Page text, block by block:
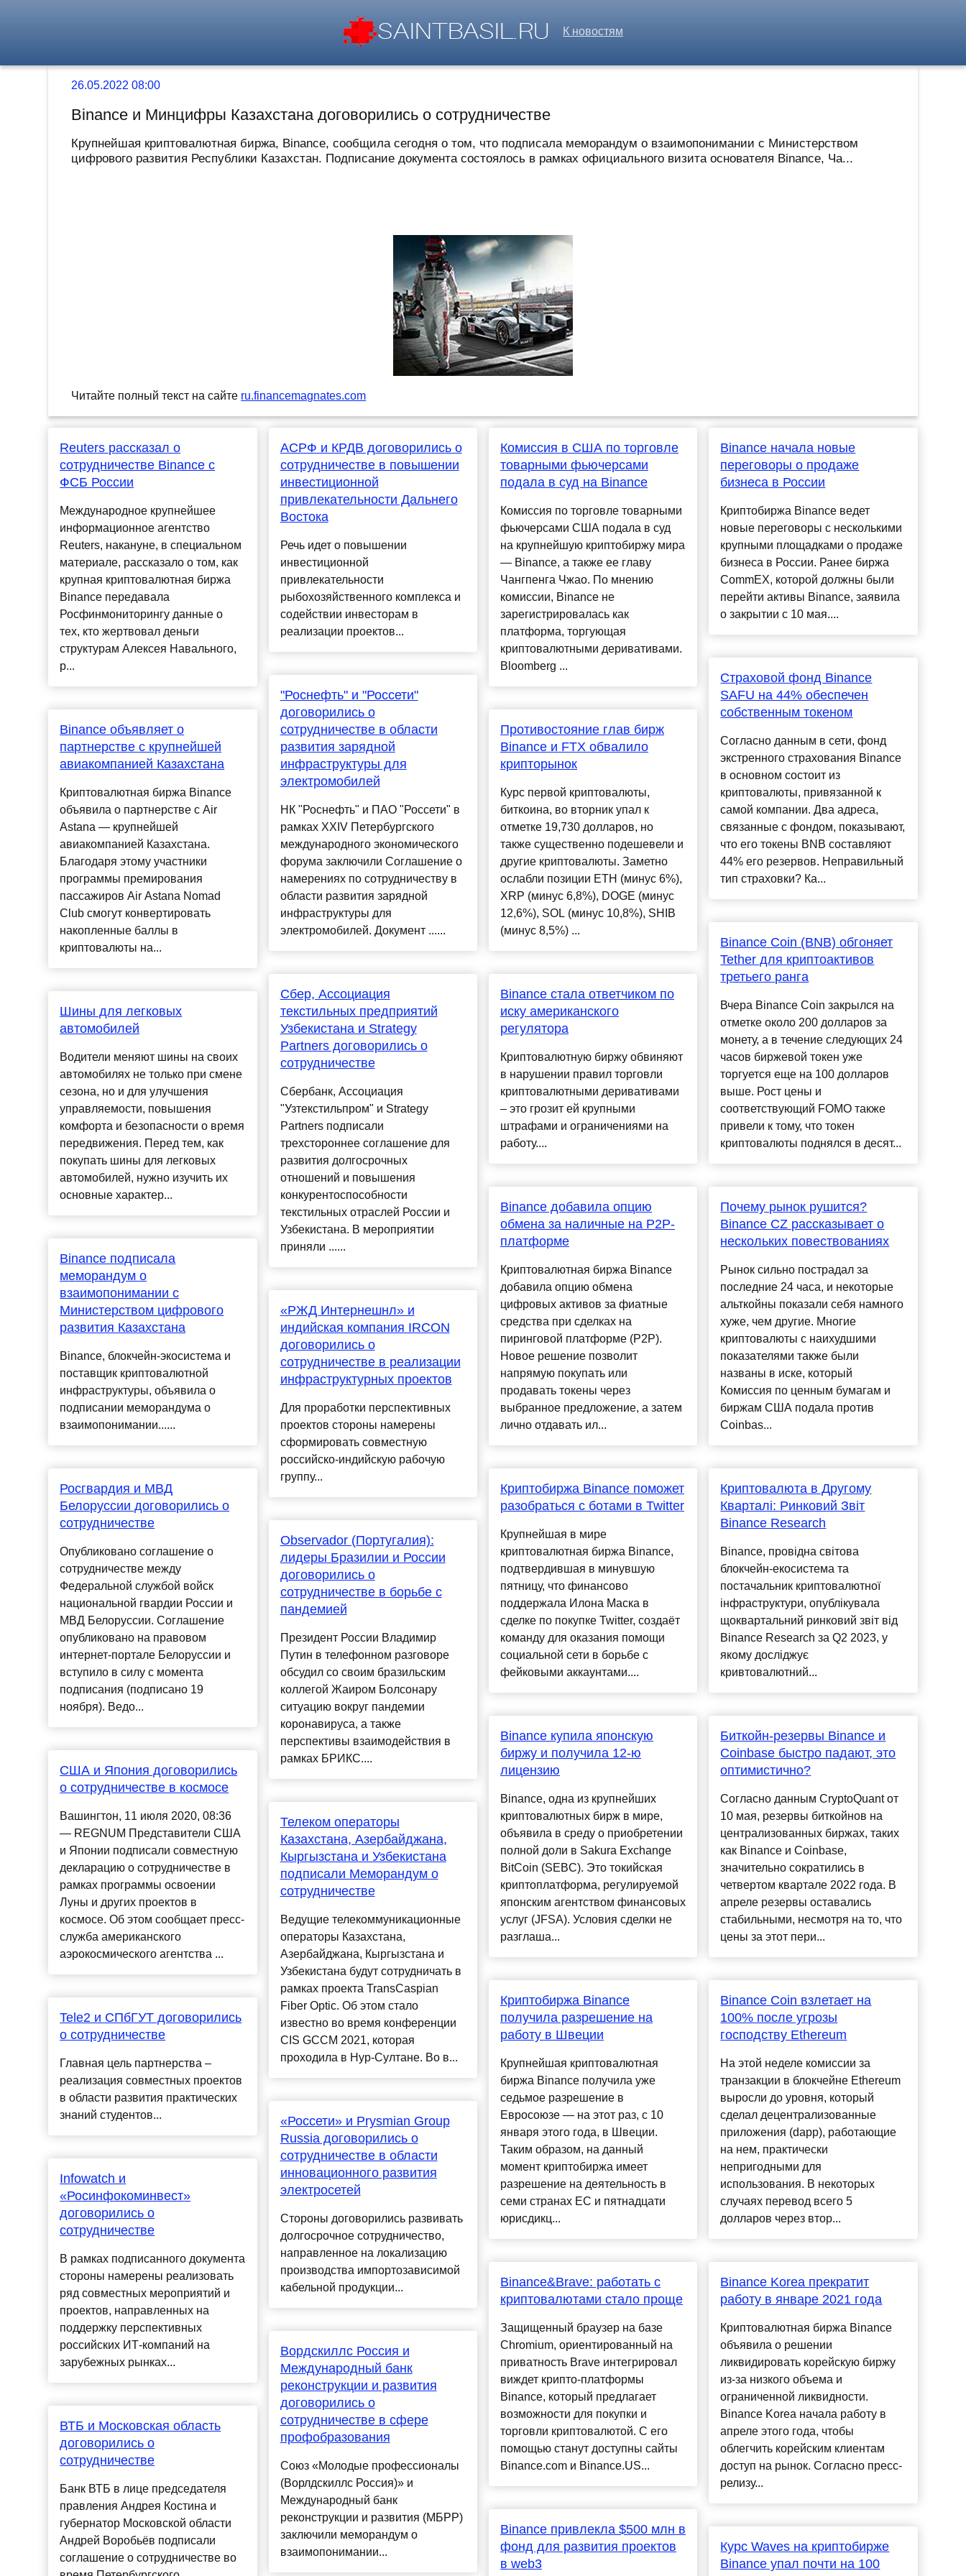
К новостям
26.05.2022 08:00
Binance и Минцифры Казахстана договорились о сотрудничестве
Крупнейшая криптовалютная биржа, Binance, сообщила сегодня о том, что подписала меморандум о взаимопонимании с Министерством
цифрового развития Республики Казахстан. Подписание документа состоялось в рамках официального визита основателя Binance, Ча...
Читайте полный текст на сайте ru.financemagnates.com
Reuters рассказал о
сотрудничестве Binance с
ФСБ России
Международное крупнейшее
информационное агентство
Reuters, накануне, в специальном
материале, рассказало о том, как
крупная криптовалютная биржа
Binance передавала
Росфинмониторингу данные о
тех, кто жертвовал деньги
структурам Алексея Навального,
р...
Binance объявляет о
партнерстве с крупнейшей
авиакомпанией Казахстана
Криптовалютная биржа Binance
объявила о партнерстве с Air
Astana — крупнейшей
авиакомпанией Казахстана.
Благодаря этому участники
программы премирования
пассажиров Air Astana Nomad
Club смогут конвертировать
накопленные баллы в
криптовалюты на...
Шины для легковых
автомобилей
Водители меняют шины на своих
автомобилях не только при смене
сезона, но и для улучшения
управляемости, повышения
комфорта и безопасности о время
передвижения. Перед тем, как
покупать шины для легковых
автомобилей, нужно изучить их
основные характер...
Binance подписала
меморандум о
взаимопонимании с
Министерством цифрового
развития Казахстана
Binance, блокчейн-экосистема и
поставщик криптовалютной
инфраструктуры, объявила о
подписании меморандума о
взаимопонимании......
Росгвардия и МВД
Белоруссии договорились о
сотрудничестве
Опубликовано соглашение о
сотрудничестве между
Федеральной службой войск
национальной гвардии России и
МВД Белоруссии. Соглашение
опубликовано на правовом
интернет-портале Белоруссии и
вступило в силу с момента
подписания (подписано 19
ноября). Ведо...
США и Япония договорились
о сотрудничестве в космосе
Вашингтон, 11 июля 2020, 08:36
— REGNUM Представители США
и Японии подписали совместную
декларацию о сотрудничестве в
рамках программы освоении
Луны и других проектов в
космосе. Об этом сообщает пресс-
служба американского
аэрокосмического агентства ...
Tele2 и СПбГУТ договорились
о сотрудничестве
Главная цель партнерства –
реализация совместных проектов
в области развития практических
знаний студентов...
Infowatch и
«Росинфокоминвест»
договорились о
сотрудничестве
В рамках подписанного документа
стороны намерены реализовать
ряд совместных мероприятий и
проектов, направленных на
поддержку перспективных
российских ИТ-компаний на
зарубежных рынках...
ВТБ и Московская область
договорились о
сотрудничестве
Банк ВТБ в лице председателя
правления Андрея Костина и
губернатор Московской области
Андрей Воробьёв подписали
соглашение о сотрудничестве во
АСРФ и КРДВ договорились о
сотрудничестве в повышении
инвестиционной
привлекательности Дальнего
Востока
Речь идет о повышении
инвестиционной
привлекательности
рыбохозяйственного комплекса и
содействии инвесторам в
реализации проектов...
"Роснефть" и "Россети"
договорились о
сотрудничестве в области
развития зарядной
инфраструктуры для
электромобилей
НК "Роснефть" и ПАО "Россети" в
рамках XXIV Петербургского
международного экономического
форума заключили Соглашение о
намерениях по сотрудничеству в
области развития зарядной
инфраструктуры для
электромобилей. Документ ......
Сбер, Ассоциация
текстильных предприятий
Узбекистана и Strategy
Partners договорились о
сотрудничестве
Сбербанк, Ассоциация
"Узтекстильпром" и Strategy
Partners подписали
трехстороннее соглашение для
развития долгосрочных
отношений и повышения
конкурентоспособности
текстильных отраслей России и
Узбекистана. В мероприятии
приняли ......
«РЖД Интернешнл» и
индийская компания IRCON
договорились о
сотрудничестве в реализации
инфраструктурных проектов
Для проработки перспективных
проектов стороны намерены
сформировать совместную
российско-индийскую рабочую
группу...
Observador (Португалия):
лидеры Бразилии и России
договорились о
сотрудничестве в борьбе с
пандемией
Президент России Владимир
Путин в телефонном разговоре
обсудил со своим бразильским
коллегой Жаиром Болсонару
ситуацию вокруг пандемии
коронавируса, а также
перспективы взаимодействия в
рамках БРИКС....
Телеком операторы
Казахстана, Азербайджана,
Кыргызстана и Узбекистана
подписали Меморандум о
сотрудничестве
Ведущие телекоммуникационные
операторы Казахстана,
Азербайджана, Кыргызстана и
Узбекистана будут сотрудничать в
рамках проекта TransCaspian
Fiber Optic. Об этом стало
известно во время конференции
CIS GCCM 2021, которая
проходила в Нур-Султане. Во в...
«Россети» и Prysmian Group
Russia договорились о
сотрудничестве в области
инновационного развития
электросетей
Стороны договорились развивать
долгосрочное сотрудничество,
направленное на локализацию
производства импортозависимой
кабельной продукции...
Вордскиллс Россия и
Международный банк
реконструкции и развития
договорились о
сотрудничестве в сфере
профобразования
Союз «Молодые профессионалы
(Ворлдскиллс Россия)» и
Международный банк
реконструкции и развития (МБРР)
заключили меморандум о
взаимопонимании...
Комиссия в США по торговле
товарными фьючерсами
подала в суд на Binance
Комиссия по торговле товарными
фьючерсами США подала в суд
на крупнейшую криптобиржу мира
— Binance, а также ее главу
Чангпенга Чжао. По мнению
комиссии, Binance не
зарегистрировалась как
платформа, торгующая
криптовалютными деривативами.
Bloomberg ...
Противостояние глав бирж
Binance и FTX обвалило
крипторынок
Курс первой криптовалюты,
биткоина, во вторник упал к
отметке 19,730 долларов, но
также существенно подешевели и
другие криптовалюты. Заметно
ослабли позиции ETH (минус 6%),
XRP (минус 6,8%), DOGE (минус
12,6%), SOL (минус 10,8%), SHIB
(минус 8,5%) ...
Binance стала ответчиком по
иску американского
регулятора
Криптовалютную биржу обвиняют
в нарушении правил торговли
криптовалютными деривативами
– это грозит ей крупными
штрафами и ограничениями на
работу....
Binance добавила опцию
обмена за наличные на P2P-
платформе
Криптовалютная биржа Binance
добавила ​​опцию обмена
цифровых активов за фиатные
средства при сделках на
пиринговой платформе (P2P).
Новое решение позволит
напрямую покупать или
продавать токены через
выбранное предложение, а затем
лично отдавать ил...
Криптобиржа Binance поможет
разобраться с ботами в Twitter
Крупнейшая в мире
криптовалютная биржа Binance,
подтвердившая в минувшую
пятницу, что финансово
поддержала Илона Маска в
сделке по покупке Twitter, создаёт
команду для оказания помощи
социальной сети в борьбе с
фейковыми аккаунтами....
Binance купила японскую
биржу и получила 12-ю
лицензию
Binance, одна из крупнейших
криптовалютных бирж в мире,
объявила в среду о приобретении
полной доли в Sakura Exchange
BitCoin (SEBC). Это токийская
криптоплатформа, регулируемой
японским агентством финансовых
услуг (JFSA). Условия сделки не
разглаша...
Криптобиржа Binance
получила разрешение на
работу в Швеции
Крупнейшая криптовалютная
биржа Binance получила уже
седьмое разрешение в
Евросоюзе — на этот раз, с 10
января этого года, в Швеции.
Таким образом, на данный
момент криптобиржа имеет
разрешение на деятельность в
семи странах ЕС и пятнадцати
юрисдикц...
Binance&Brave: работать с
криптовалютами стало проще
Защищенный браузер на базе
Chromium, ориентированный на
приватность Brave интегрировал
виждет крипто-платформы
Binance, который предлагает
возможности для покупки и
торговли криптовалютой. С его
помощью станут доступны сайты
Binance.com и Binance.US...
Binance привлекла $500 млн в
фонд для развития проектов
в web3
Binance начала новые
переговоры о продаже
бизнеса в России
Криптобиржа Binance ведет
новые переговоры с несколькими
крупными площадками о продаже
бизнеса в России. Ранее биржа
CommEX, которой должны были
перейти активы Binance, заявила
о закрытии с 10 мая....
Страховой фонд Binance
SAFU на 44% обеспечен
собственным токеном
Согласно данным в сети, фонд
экстренного страхования Binance
в основном состоит из
криптовалюты, привязанной к
самой компании. Два адреса,
связанные с фондом, показывают,
что его токены BNB составляют
44% его резервов. Неправильный
тип страховки? Ка...
Binance Coin (BNB) обгоняет
Tether для криптоактивов
третьего ранга
Вчера Binance Coin закрылся на
отметке около 200 долларов за
монету, а в течение следующих 24
часов биржевой токен уже
торгуется еще на 100 долларов
выше. Рост цены и
соответствующий FOMO также
привели к тому, что токен
криптовалюты поднялся в десят...
Почему рынок рушится?
Binance CZ рассказывает о
нескольких повествованиях
Рынок сильно пострадал за
последние 24 часа, и некоторые
альткойны показали себя намного
хуже, чем другие. Многие
криптовалюты с наихудшими
показателями также были
названы в иске, который
Комиссия по ценным бумагам и
биржам США подала против
Coinbas...
Криптовалюта в Другому
Кварталі: Ринковий Звіт
Binance Research
Binance, провідна світова
блокчейн-екосистема та
постачальник криптовалютної
інфраструктури, опублікувала
щоквартальний ринковий звіт від
Binance Research за Q2 2023, у
якому досліджує
кривтовалютний...
Биткойн-резервы Binance и
Coinbase быстро падают, это
оптимистично?
Согласно данным CryptoQuant от
10 мая, резервы биткойнов на
централизованных биржах, таких
как Binance и Coinbase,
значительно сократились в
четвертом квартале 2022 года. В
апреле резервы оставались
стабильными, несмотря на то, что
цены за этот пери...
Binance Coin взлетает на
100% после угрозы
господству Ethereum
На этой неделе комиссии за
транзакции в блокчейне Ethereum
выросли до уровня, который
сделал децентрализованные
приложения (dapp), работающие
на нем, практически
непригодными для
использования. В некоторых
случаях перевод всего 5
долларов через втор...
Binance Korea прекратит
работу в январе 2021 года
Криптовалютная биржа Binance
объявила о решении
ликвидировать корейскую биржу
из-за низкого объема и
ограниченной ликвидности.
Binance Korea начала работу в
апреле этого года, чтобы
облегчить корейским клиентам
доступ на рынок. Согласно пресс-
релизу...
Курс Waves на криптобирже
Binance упал почти на 100